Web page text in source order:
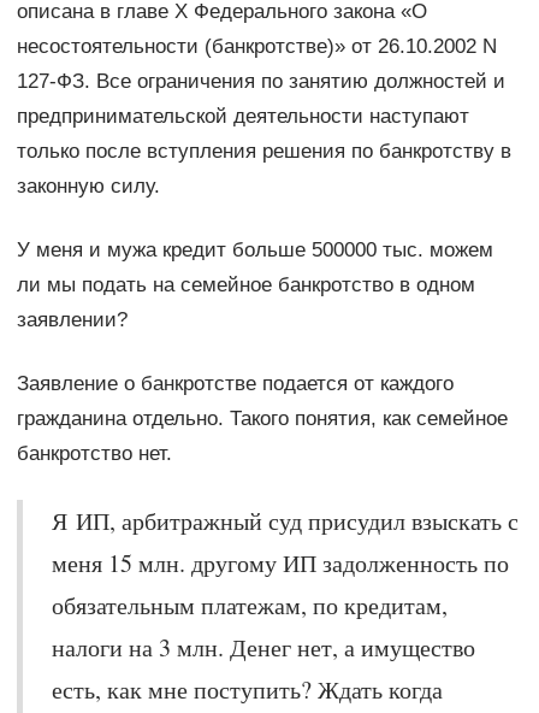
описана в главе X Федерального закона «О
несостоятельности (банкротстве)» от 26.10.2002 N
127-ФЗ. Все ограничения по занятию должностей и
предпринимательской деятельности наступают
только после вступления решения по банкротству в
законную силу.
У меня и мужа кредит больше 500000 тыс. можем
ли мы подать на семейное банкротство в одном
заявлении?
Заявление о банкротстве подается от каждого
гражданина отдельно. Такого понятия, как семейное
банкротство нет.
Я ИП, арбитражный суд присудил взыскать с
меня 15 млн. другому ИП задолженность по
обязательным платежам, по кредитам,
налоги на 3 млн. Денег нет, а имущество
есть, как мне поступить? Ждать когда